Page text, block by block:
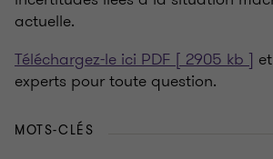
actuelle.
Téléchargez-le ici PDF [ 2905 kb ]
experts pour toute question.
MOTS-CLÉS